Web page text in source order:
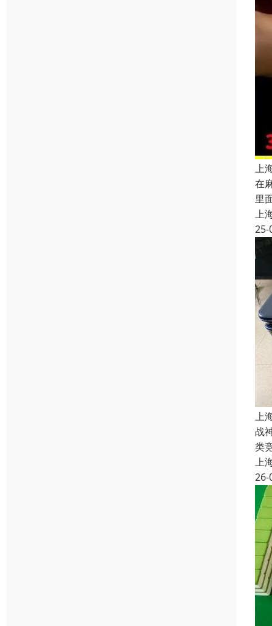
上
在
里
上
25-
上
战
类
上
26-